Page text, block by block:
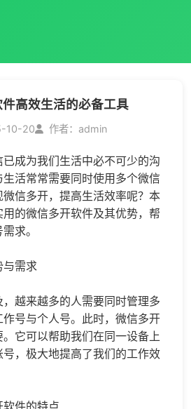
高效生活的必备工具
10-20 作者：admin
成为我们生活中必不可少的沟
活常常需要同时使用多个微信
微信多开，提高生活效率呢？本
用的微信多开软件及其优势，帮
求。
与需求
越来越多的人需要同时管理多
号与个人号。此时，微信多开
它可以帮助我们在同一设备上
，极大地提高了我们的工作效